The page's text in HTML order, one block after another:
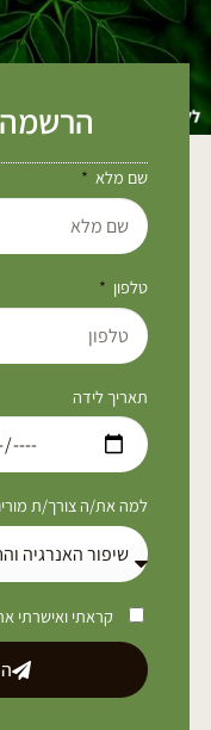
הרשמה
שם מלא
טלפון
תאריך לידה
למה את/ה צורך/ת
קראתי ואישרתי